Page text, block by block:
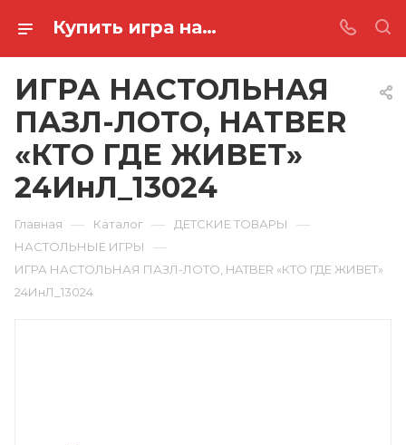
Купить игра настольная пазл-лото, hatber «кто где живет» 24ИнЛ_13024 в Ростове-на-Дону
ИГРА НАСТОЛЬНАЯ
ПАЗЛ-ЛОТО, HATBER
«КТО ГДЕ ЖИВЕТ»
24ИнЛ_13024
Главная — Каталог — ДЕТСКИЕ ТОВАРЫ —
НАСТОЛЬНЫЕ ИГРЫ —
ИГРА НАСТОЛЬНАЯ ПАЗЛ-ЛОТО, HATBER «КТО ГДЕ ЖИВЕТ»
24ИнЛ_13024